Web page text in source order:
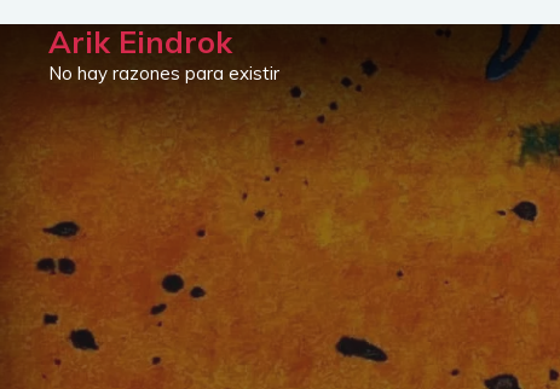
Saltar
Arik Eindrok
No hay razones para existir